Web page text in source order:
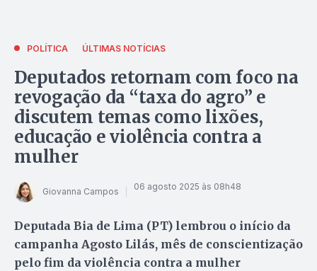
POLÍTICA ÚLTIMAS NOTÍCIAS
Deputados retornam com foco na
revogação da “taxa do agro” e
discutem temas como lixões,
educação e violência contra a
mulher
Giovanna Campos 06 agosto 2025 às 08h48
Deputada Bia de Lima (PT) lembrou o início da
campanha Agosto Lilás, mês de conscientização
pelo fim da violência contra a mulher